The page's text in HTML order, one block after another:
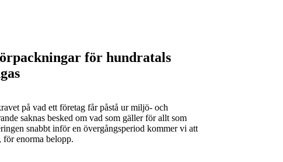
för hundratals
på vad ett företag får påstå ur miljö- och
saknas besked om vad som gäller för allt som
snabbt inför en övergångsperiod kommer vi att
för enorma belopp.